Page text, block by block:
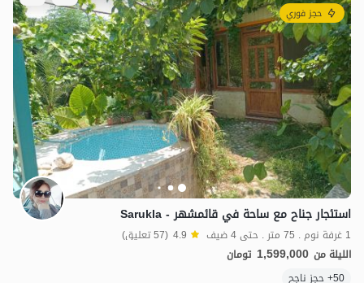
حجز فوري
استئجار جناح مع ساحة في قائمشهر - Sarukla
1 غرفة نوم . 75 متر . حتى 4 ضيف 4.9 (57 تعليق)
الليلة من 1,599,000 تومان
50+ حجز ناجح